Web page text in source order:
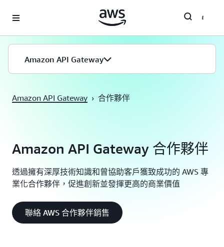
Amazon API Gateway
Amazon API Gateway › 合作夥伴
Amazon API Gateway 合作夥伴
透過擁有深厚技術知識和曾協助客戶獲致成功的 AWS 專
業化合作夥伴，促進創新並發揮更高的商業價值
聯絡 AWS 合作夥伴銷售